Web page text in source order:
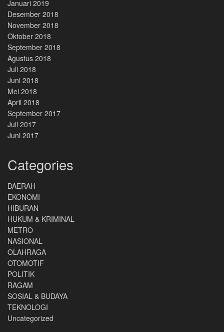
Januari 2019
Desember 2018
November 2018
Oktober 2018
September 2018
Agustus 2018
Juli 2018
Juni 2018
Mei 2018
April 2018
September 2017
Juli 2017
Juni 2017
Categories
DAERAH
EKONOMI
HIBURAN
HUKUM & KRIMINAL
METRO
NASIONAL
OLAHRAGA
OTOMOTIF
POLITIK
RAGAM
SOSIAL & BUDAYA
TEKNOLOGI
Uncategorized